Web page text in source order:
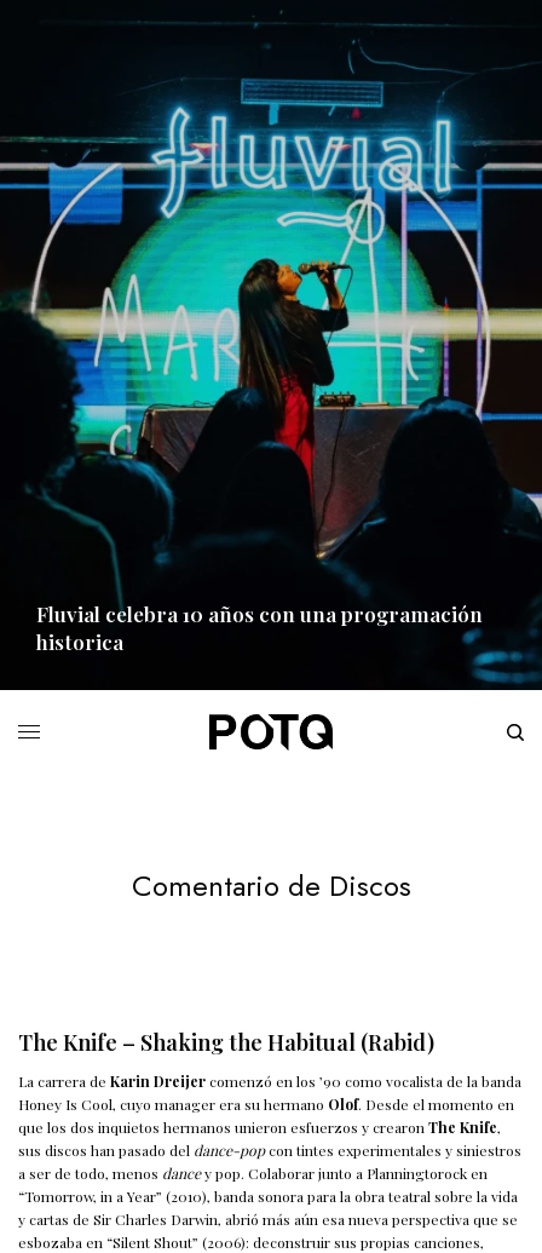
Fluvial celebra 10 años con una programación
historica
Comentario de Discos
The Knife – Shaking the Habitual (Rabid)
La carrera deKarin Dreijercomenzó en los ’90 como vocalista de la banda
Honey Is Cool, cuyo manager era su hermano Olof. Desde el momento en
que los dos inquietos hermanos unieron esfuerzos y crearonThe Knife,
sus discos han pasado del dance-popcon tintes experimentales y siniestros
a ser de todo, menos dancey pop. Colaborar junto a Planningtorock en
“Tomorrow, in a Year” (2010), banda sonora para la obra teatral sobre la vida
y cartas de Sir Charles Darwin, abrió más aún esa nueva perspectiva que se
esbozaba en “Silent Shout” (2006): deconstruir sus propias canciones,